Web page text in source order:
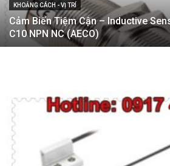
KHOẢNG CÁCH - VỊ TRÍ
Cảm Biến Tiệm Cận – Inductive
C10 NPN NC (AECO)